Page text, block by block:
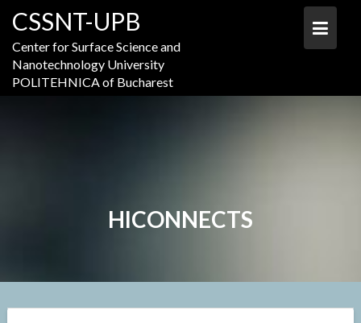
content
CSSNT-UPB
Center for Surface Science and
Nanotechnology University
POLITEHNICA of Bucharest
HICONNECTS